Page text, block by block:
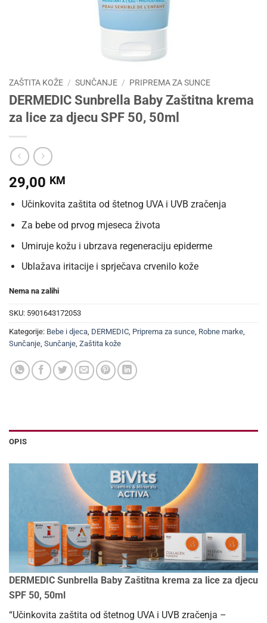
ZAŠTITA KOŽE / SUNČANJE / PRIPREMA ZA SUNCE
DERMEDIC Sunbrella Baby Zaštitna krema
za lice za djecu SPF 50, 50ml
29,00 KM
Učinkovita zaštita od štetnog UVA i UVB zračenja
Za bebe od prvog mjeseca života
Umiruje kožu i ubrzava regeneraciju epiderme
Ublažava iritacije i sprječava crvenilo kože
Nema na zalihi
SKU: 5901643172053
Kategorije: Bebe i djeca DERMEDIC Priprema za sunce Robne marke
Sunčanje Sunčanje Zaštita kože
OPIS
DERMEDIC Sunbrella Baby Zaštitna krema za lice za djecu
SPF 50, 50ml
“Učinkovita zaštita od štetnog UVA i UVB zračenja –